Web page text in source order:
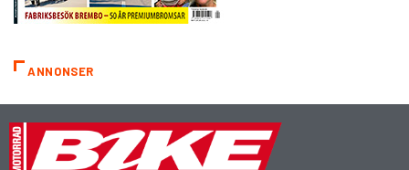
ANNONSER